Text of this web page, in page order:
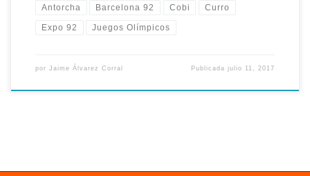
Antorcha Barcelona 92 Cobi Curro
Expo 92 Juegos Olímpicos
por Jaime Álvarez Corral Publicadajulio 11, 2017